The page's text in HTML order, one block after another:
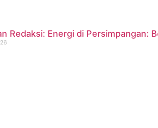
Redaksi: Energi di Persimpangan: